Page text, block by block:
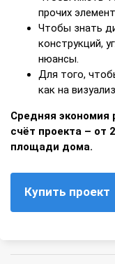
прочих
Чтобы знать
конструкций,
нюансы.
Для того,
как на
Средняя экономия
счёт проекта – от
площади дома.
Купить проект